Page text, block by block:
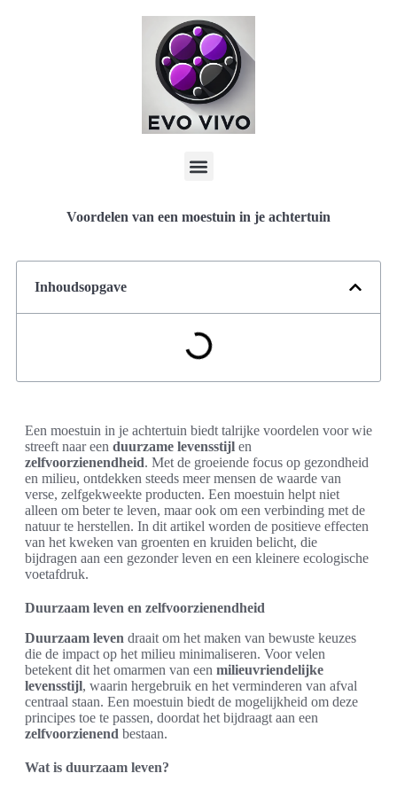
Voordelen van een moestuin in je achtertuin
Inhoudsopgave
Een moestuin in je achtertuin biedt talrijke voordelen voor wie
streeft naar een duurzame levensstijl en
zelfvoorzienendheid. Met de groeiende focus op gezondheid
en milieu, ontdekken steeds meer mensen de waarde van
verse, zelfgekweekte producten. Een moestuin helpt niet
alleen om beter te leven, maar ook om een verbinding met de
natuur te herstellen. In dit artikel worden de positieve effecten
van het kweken van groenten en kruiden belicht, die
bijdragen aan een gezonder leven en een kleinere ecologische
voetafdruk.
Duurzaam leven en zelfvoorzienendheid
Duurzaam leven draait om het maken van bewuste keuzes
die de impact op het milieu minimaliseren. Voor velen
betekent dit het omarmen van een milieuvriendelijke
levensstijl, waarin hergebruik en het verminderen van afval
centraal staan. Een moestuin biedt de mogelijkheid om deze
principes toe te passen, doordat het bijdraagt aan een
zelfvoorzienend bestaan.
Wat is duurzaam leven?